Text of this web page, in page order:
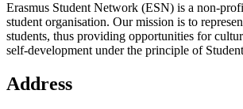
Erasmus Student Network (ESN) is a non-
student organisation. Our mission is to
students, thus providing opportunities for
self-development under the principle of
Address